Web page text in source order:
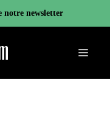
notre newsletter
Menu